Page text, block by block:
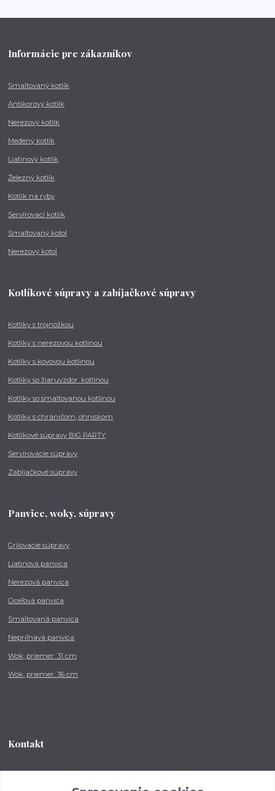
Informácie pre zákazníkov
Smaltovaný kotlík
Antikorový kotlík
Nerezový kotlík
Medený kotlík
Liatinový kotlík
Železný kotlík
Kotlík na ryby
Servírovací kotlík
Smaltovaný kotol
Nerezový kotol
Kotlíkové súpravy a zabíjačkové súpravy
Kotlíky s trojnožkou
Kotlíky s nerezovou kotlinou
Kotlíky s kovovou kotlinou
Kotlíky so žiaruvzdor. kotlinou
Kotlíky so smaltovanou kotlinou
Kotlíky s chráničom, ohniskom
Kotlíkové súpravy BIG PARTY
Servírovacie súpravy
Zabíjačkové súpravy
Panvice, woky, súpravy
Grilovacie súpravy
Liatinová panvica
Nerezová panvica
Oceľová panvica
Smaltovaná panvica
Nepriľnavá panvica
Wok, priemer: 31 cm
Wok, priemer: 36 cm
Kontakt
od 8:00 - do 16:00 hod